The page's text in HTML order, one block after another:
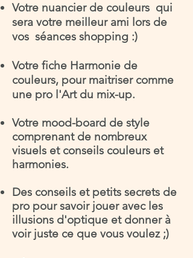
COMMENT SE
DÉROULE L'ATELIER
?
Votre nuancier de couleurs qui
sera votre meilleur ami lors de
vos séances shopping :)
Votre fiche Harmonie de
couleurs, pour maitriser comme
une pro l'Art du mix-up.
Votre mood-board de style
comprenant de nombreux
visuels et conseils couleurs et
harmonies.
Des conseils et petits secrets de
pro pour savoir jouer avec les
illusions d'optique et donner à
voir juste ce que vous voulez ;)